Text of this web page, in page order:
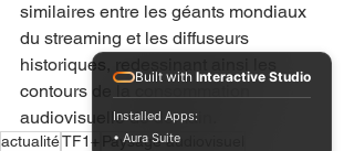
similaires entre les géants mondiaux
du streaming et les diffuseurs
historiques, redessinant ainsi les
contours de la consommation
audiovisuelle de demain.
actualitéTF1+
Paysage audiovisuel
Built with Interactive Studio
Installed Apps:
• Aura Suite